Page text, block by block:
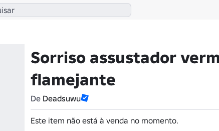
Sorriso assustador
flamejante
De Deadsuwu
Este item não está à venda no momento.